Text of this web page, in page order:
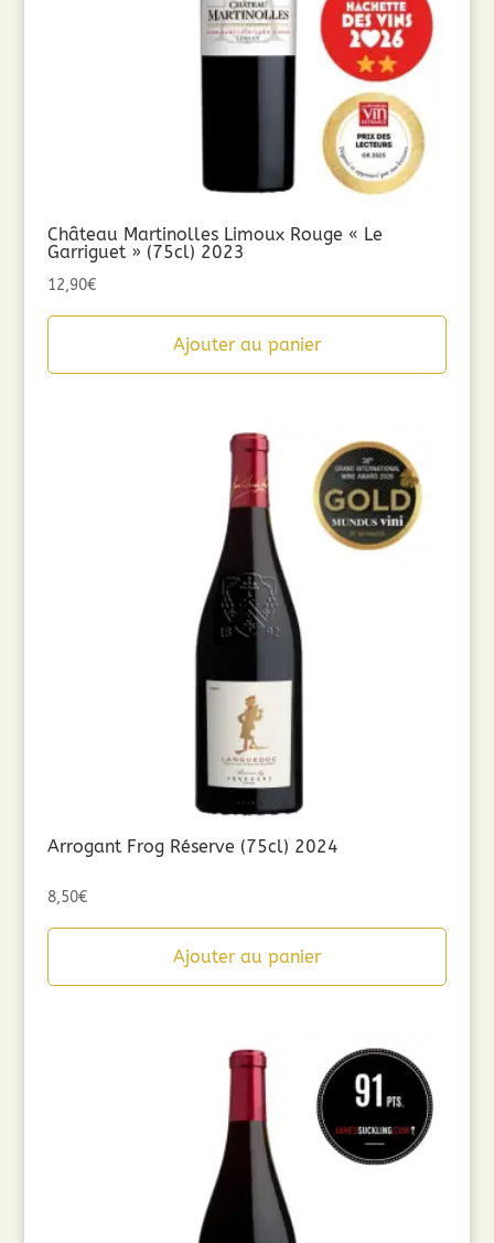
Château Martinolles Limoux Rouge « Le
Garriguet » (75cl) 2023
12,90€
Ajouter au panier
Arrogant Frog Réserve (75cl) 2024
8,50€
Ajouter au panier